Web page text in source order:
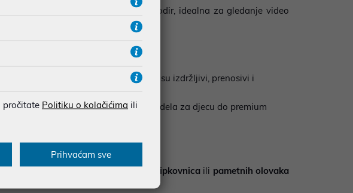
s ekranima osjetljivim na dodir, idealna za gledanje video
na monitoru računala. Izuzetno su izdržljivi, prenosivi i
širok raspon cijena, od osnovnih modela za djecu do premium
za dodatke poputodvojivih tipkovnicaili pametnih olovaka
pročitate Politiku o kolačićima ili
Prihvaćam sve